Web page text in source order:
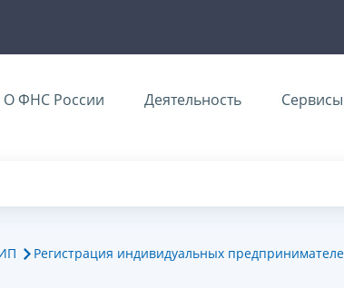
О ФНС России Деятельность Сервисы
Регистрация индивидуальных